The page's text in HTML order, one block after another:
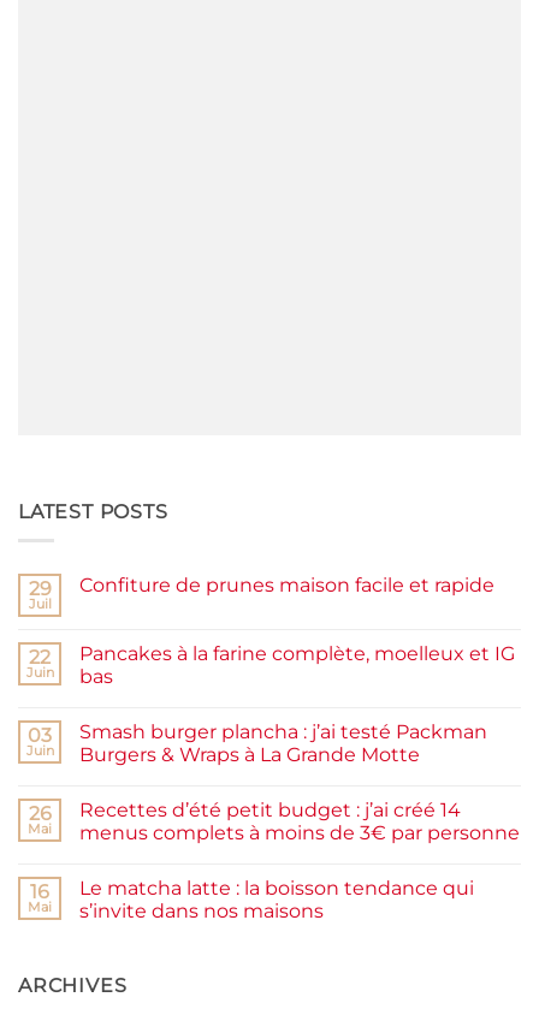
LATEST POSTS
29
Juil
Confiture de prunes maison facile et rapide
Confiture
de
prunes
et
rapide
22
Juin
Pancakes à la farine complète, moelleux et IG
bas
sur
Pancakes
à
complète,
moelleux
et
03
Juin
Smash burger plancha : j’ai testé Packman
Burgers & Wraps à La Grande Motte
sur
Smash
burger
testé
Packman
Burgers &
Grande
Motte
26
Mai
Recettes d’été petit budget : j’ai créé 14
menus complets à moins de 3€ par personne
sur
Recettes
d’été
j’ai
créé
16
Mai
Le matcha latte : la boisson tendance qui
s’invite dans nos maisons
Le
matcha
ARCHIVES